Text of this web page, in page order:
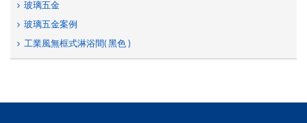
玻璃五金
玻璃五金案例
工業風無框式淋浴間( 黑色 )